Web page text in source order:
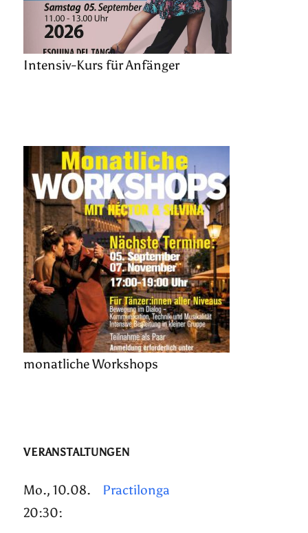
Intensiv-Kurs für Anfänger
monatliche Workshops
VERANSTALTUNGEN
Mo., 10.08.
20:30:
Practilonga